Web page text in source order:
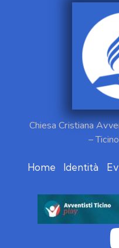
Chiesa Cristiana
–
Home Identità